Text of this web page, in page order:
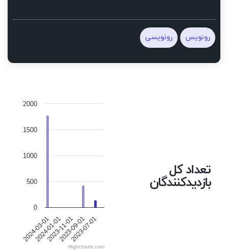
رونویس رونویسی
تعداد کل
بازدیدکنندگان
2024-03-01
2024-01-01
2023-11-01
2023-09-01
2023-07-01
0
500
1000
1500
2000
Highcharts.com